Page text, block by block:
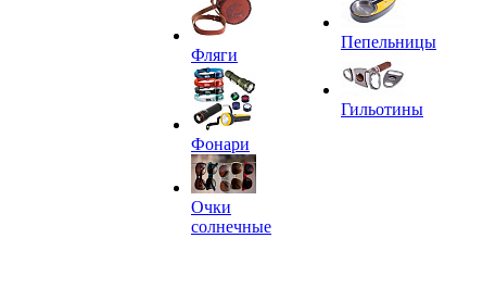
Фляги
Фонари
Очки
солнечные
Пепельницы
Гильотины